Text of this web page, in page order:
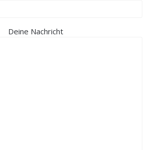
Deine Nachricht